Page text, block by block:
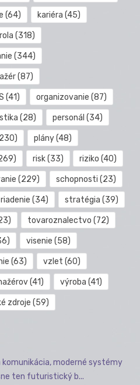
(64) kariéra (45)
(318)
(344)
(87)
(41) organizovanie (87)
(28) personál (34)
plány(48)
risk(33) riziko (40)
(229) schopnosti (23)
(34) stratégia (39)
tovaroznalectvo (72)
visenie (58)
(63) vzlet (60)
(41) výroba (41)
zdroje (59)
komunikácia, moderné systémy
ten futuristický b...